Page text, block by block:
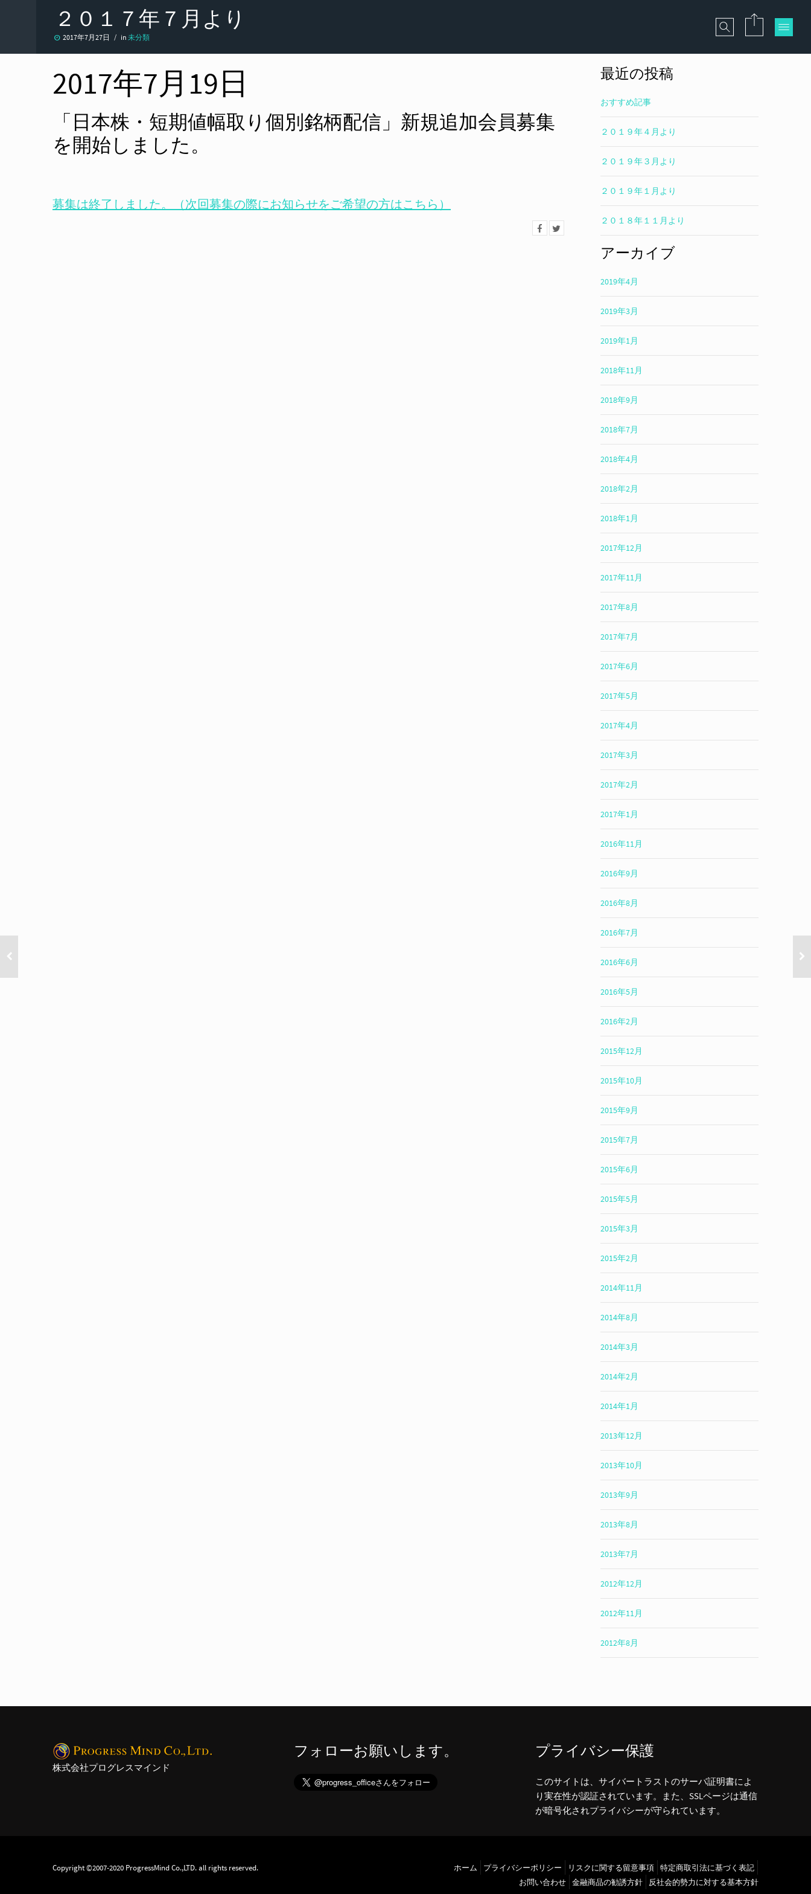
２０１７年７月より
2017年7月27日 in 未分類
2017年7月19日
「日本株・短期値幅取り個別銘柄配信」新規追加会員募集
を開始しました。
募集は終了しました。（次回募集の際にお知らせをご希望の方はこちら）
最近の投稿
おすすめ記事
２０１９年４月より
２０１９年３月より
２０１９年１月より
２０１８年１１月より
アーカイブ
2019年4月
2019年3月
2019年1月
2018年11月
2018年9月
2018年7月
2018年4月
2018年2月
2018年1月
2017年12月
2017年11月
2017年8月
2017年7月
2017年6月
2017年5月
2017年4月
2017年3月
2017年2月
2017年1月
2016年11月
2016年9月
2016年8月
2016年7月
2016年6月
2016年5月
2016年2月
2015年12月
2015年10月
2015年9月
2015年7月
2015年6月
2015年5月
2015年3月
2015年2月
2014年11月
2014年8月
2014年3月
2014年2月
2014年1月
2013年12月
2013年10月
2013年9月
2013年8月
2013年7月
2012年12月
2012年11月
2012年8月
株式会社プログレスマインド
フォローお願いします。 プライバシー保護
このサイトは、サイバートラストのサーバ証明書によ
り実在性が認証されています。また、SSLページは通信
が暗号化されプライバシーが守られています。
Copyright ©2007-2020 ProgressMind Co.,LTD. all rights reserved. ホーム プライバシーポリシー リスクに関する留意事項
特定商取引法に基づく表記
お問い合わせ
金融商品の勧誘方針 反社会的勢力に対する基本方針